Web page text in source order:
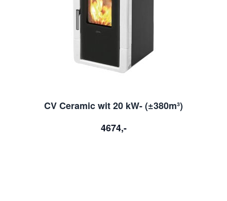
CV Ceramic wit 20 kW- (±380m³)
4674,-